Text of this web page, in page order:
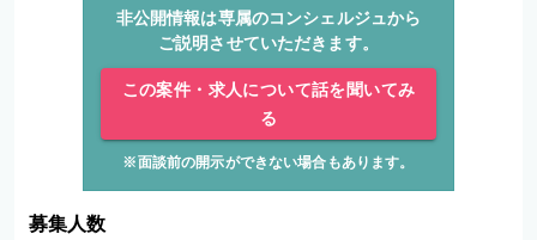
非公開情報は専属のコンシェルジュから
ご説明させていただきます。
この案件・求人について話を聞いてみ
る
※面談前の開示ができない場合もあります。
募集人数